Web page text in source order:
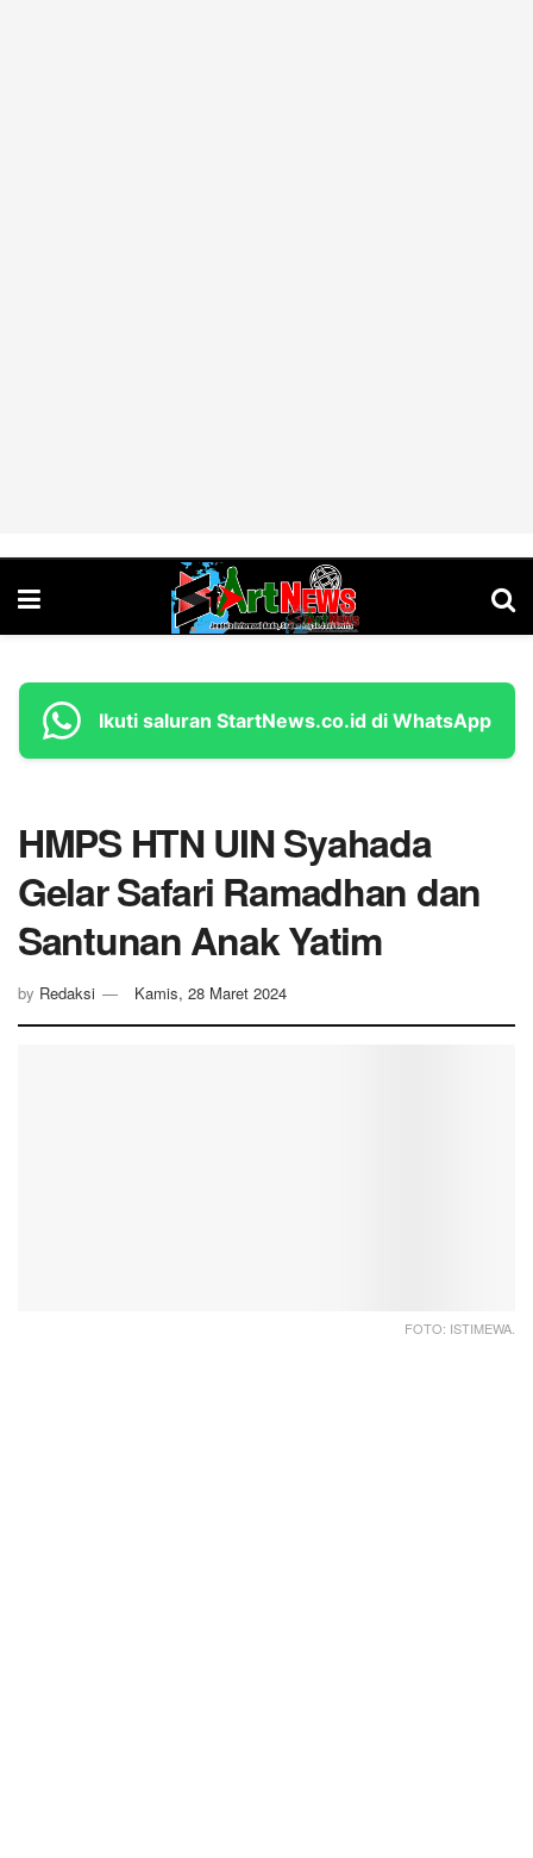
Ikuti saluran StartNews.co.id di WhatsApp
HMPS HTN UIN Syahada
Gelar Safari Ramadhan dan
Santunan Anak Yatim
by Redaksi Kamis, 28 Maret 2024
FOTO: ISTIMEWA.